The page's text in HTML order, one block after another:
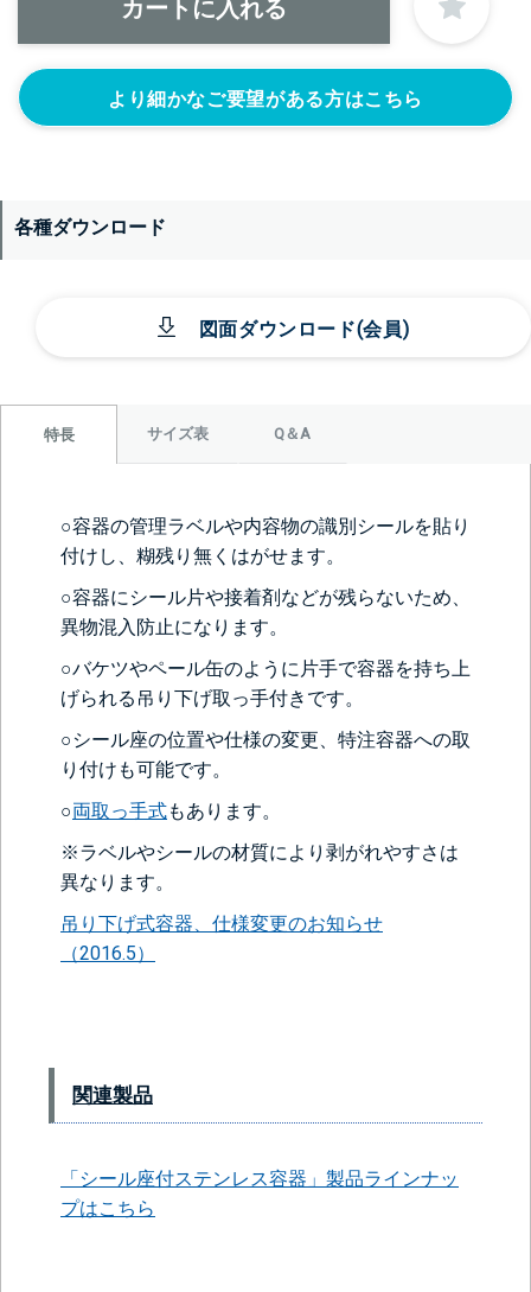
より細かなご要望がある方はこちら
各種ダウンロード
図面ダウンロード(会員)
特長 サイズ表 Q＆A
○容器の管理ラベルや内容物の識別シールを貼り
付けし、糊残り無くはがせます。
○容器にシール片や接着剤などが残らないため、
異物混入防止になります。
○バケツやペール缶のように片手で容器を持ち上
げられる吊り下げ取っ手付きです。
○シール座の位置や仕様の変更、特注容器への取
り付けも可能です。
○両取っ手式もあります。
※ラベルやシールの材質により剥がれやすさは
異なります。
吊り下げ式容器、仕様変更のお知らせ
（2016.5）
関連製品
「シール座付ステンレス容器」製品ラインナッ
プはこちら